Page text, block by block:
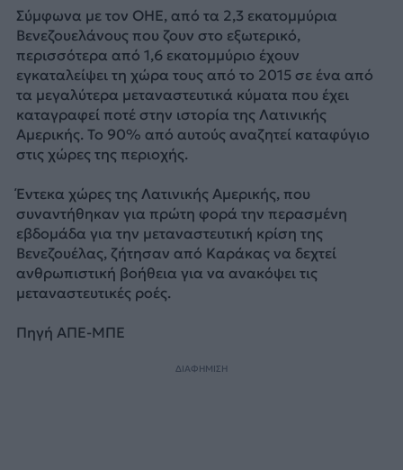
Σύμφωνα με τον ΟΗΕ, από τα 2,3 εκατομμύρια
Βενεζουελάνους που ζουν στο εξωτερικό,
περισσότερα από 1,6 εκατομμύριο έχουν
εγκαταλείψει τη χώρα τους από το 2015 σε ένα από
τα μεγαλύτερα μεταναστευτικά κύματα που έχει
καταγραφεί ποτέ στην ιστορία της Λατινικής
Αμερικής. Το 90% από αυτούς αναζητεί καταφύγιο
στις χώρες της περιοχής.
Έντεκα χώρες της Λατινικής Αμερικής, που
συναντήθηκαν για πρώτη φορά την περασμένη
εβδομάδα για την μεταναστευτική κρίση της
Βενεζουέλας, ζήτησαν από Καράκας να δεχτεί
ανθρωπιστική βοήθεια για να ανακόψει τις
μεταναστευτικές ροές.
Πηγή ΑΠΕ-ΜΠΕ
ΔΙΑΦΗΜΙΣΗ